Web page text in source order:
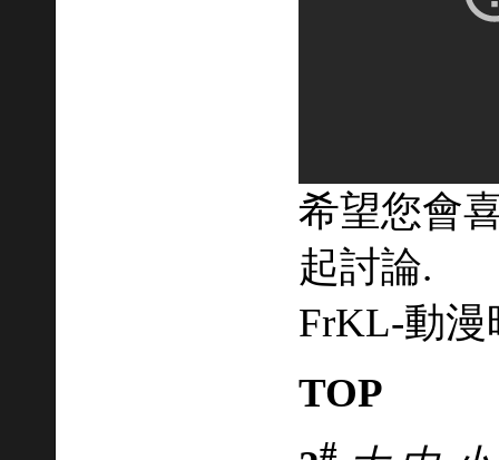
希望您會
起討論.
FrKL-動漫
TOP